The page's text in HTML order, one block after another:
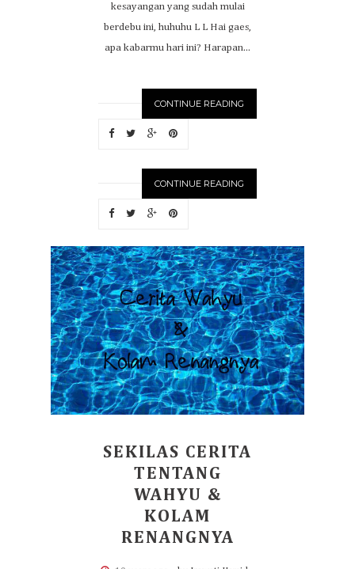
kesayangan yang sudah mulai
berdebu ini, huhuhu L L Hai gaes,
apa kabarmu hari ini? Harapan...
CONTINUE READING
CONTINUE READING
SEKILAS CERITA
TENTANG
WAHYU &
KOLAM
RENANGNYA